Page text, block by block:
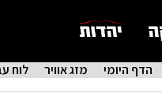
הדף היומי מזג אוויר לוח